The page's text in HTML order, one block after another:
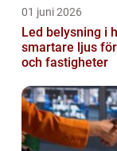
01 juni 2026
Led belysning i
smartare ljus
och fastigheter